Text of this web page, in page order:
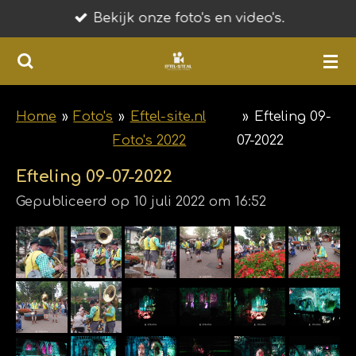
direct
naar
de
hoofdinhoud
Bekijk onze foto's en video's.
Home » Foto's » Eftel-site.nl
Foto's 2022
» Efteling 09-
07-2022
Efteling 09-07-2022
Gepubliceerd op 10 juli 2022 om 16:52